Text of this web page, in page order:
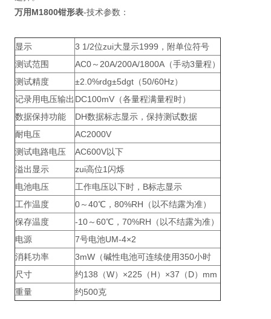
万用M1800钳形表-技术参数：
显示
3 1/2位zui大显示1999，附单位符号
测试范围
AC0～20A/200A/1800A（手动3量程）
测试精度
±2.0%rdg±5dgt（50/60Hz）
记录用电压输出 DC100mV（各量程满量程时）
数据保持功能
DH数据标志显示，保持测试数据
耐电压
AC2000V
测试电路电压
AC600V以下
溢出显示
zui高位1闪烁
电池电压
工作电压以下时，B标志显示
工作温度
0～40℃，80%RH（以不结露为准）
保存温度
-10～60℃，70%RH（以不结露为准）
电源
7号电池UM-4×2
消耗功率
3mW（碱性电池可连续使用350小时
尺寸
约138（W）×225（H）×37（D）mm
重量
约500克